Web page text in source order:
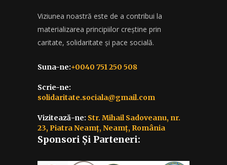
Viziunea noastră este de a contribui la
materializarea principiilor creștine prin
caritate, solidaritate și pace socială.
Suna-ne:+0040 751 250 508
Scrie-ne:
solidaritate.sociala@gmail.com
Vizitează-ne: Str. Mihail Sadoveanu, nr.
23, Piatra Neamț, Neamț, România
Sponsori Și Parteneri: